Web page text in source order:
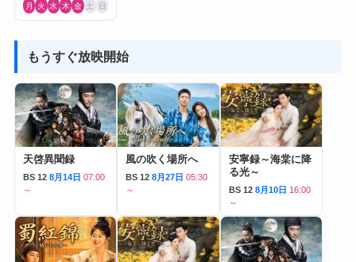
月 火 水 木 金 土 日
もうすぐ放映開始
天啓異聞録
BS 12 8月14日 07:00
～
風の吹く場所へ
BS 12 8月27日 05:30
～
安寧録～海棠に降
る光～
BS 12 8月10日 16:00
～